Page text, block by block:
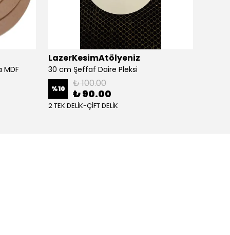
MDF
LazerKesimAtölyeniz
30 cm Şeffaf Daire Pleksi
%10 ₺ 100.00
₺ 90.00
2 TEK DELİK-ÇİFT DELİK